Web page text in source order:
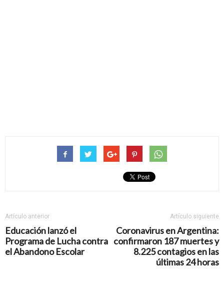
Artículo anterior
Educación lanzó el
Programa de Lucha contra
el Abandono Escolar
Artículo siguiente
Coronavirus en Argentina:
confirmaron 187 muertes y
8.225 contagios en las
últimas 24 horas